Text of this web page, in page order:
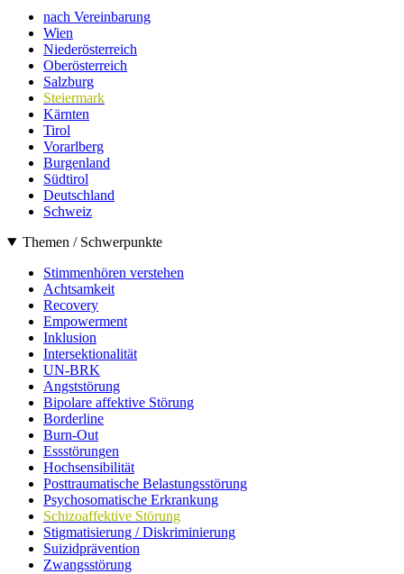
nach Vereinbarung
Wien
Niederösterreich
Oberösterreich
Salzburg
Steiermark
Kärnten
Tirol
Vorarlberg
Burgenland
Südtirol
Deutschland
Schweiz
Themen / Schwerpunkte
Stimmenhören verstehen
Achtsamkeit
Recovery
Empowerment
Inklusion
Intersektionalität
UN-BRK
Angststörung
Bipolare affektive Störung
Borderline
Burn-Out
Essstörungen
Hochsensibilität
Posttraumatische Belastungsstörung
Psychosomatische Erkrankung
Schizoaffektive Störung
Stigmatisierung / Diskriminierung
Suizidprävention
Zwangsstörung